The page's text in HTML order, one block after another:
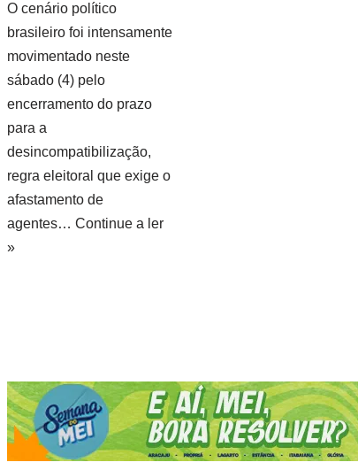
O cenário político
brasileiro foi intensamente
movimentado neste
sábado (4) pelo
encerramento do prazo
para a
desincompatibilização,
regra eleitoral que exige o
afastamento de
agentes… Continue a ler
»